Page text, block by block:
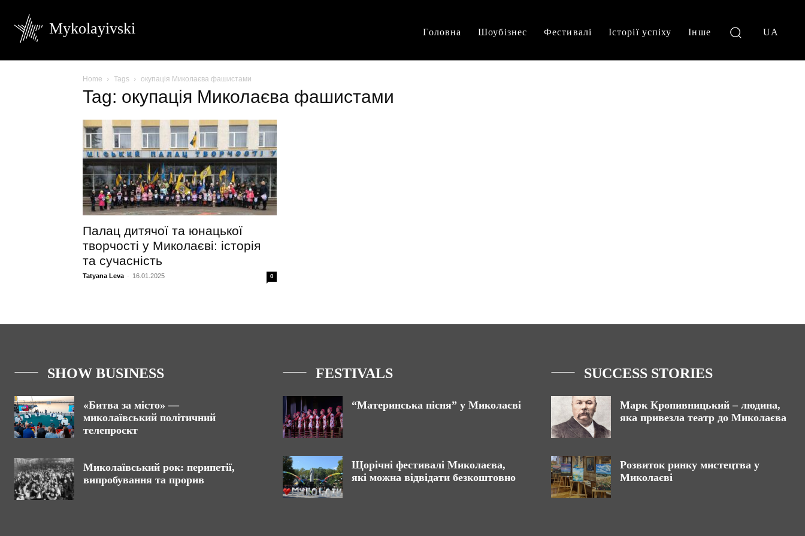
Mykolayivski Головна Шоубізнес Фестивалі Історії успіху Інше UA
Home Tags окупація Миколаєва фашистами
Tag: окупація Миколаєва фашистами
Палац дитячої та юнацької
творчості у Миколаєві: історія
та сучасність
Tatyana Leva - 16.01.2025 0
SHOW BUSINESS
«Битва за місто» —
миколаївський політичний
телепроєкт
Миколаївський рок: перипетії,
випробування та прорив
FESTIVALS
“Материнська пісня” у Миколаєві
Щорічні фестивалі Миколаєва,
які можна відвідати безкоштовно
SUCCESS STORIES
Марк Кропивницький – людина,
яка привезла театр до Миколаєва
Розвиток ринку мистецтва у
Миколаєві